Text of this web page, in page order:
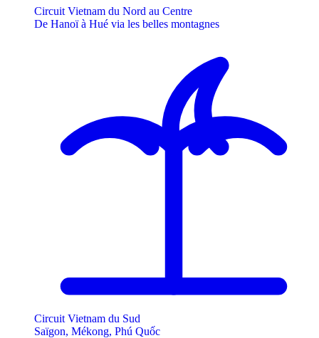
Circuit Vietnam du Nord au Centre
De Hanoï à Hué via les belles montagnes
Circuit Vietnam du Sud
Saïgon, Mékong, Phú Quốc